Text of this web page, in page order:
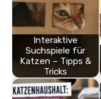
Interaktive
Suchspiele für
Katzen – Tipps &
Tricks